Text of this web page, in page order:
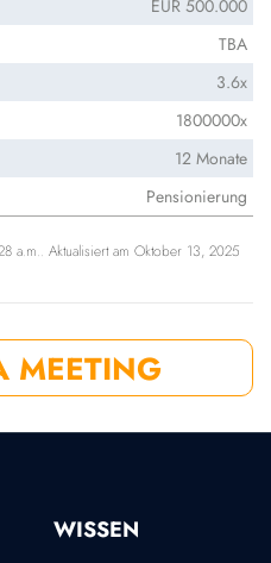
EUR 500.000
TBA
3.6x
1800000x
12 Monate
Pensionierung
a.m.. Aktualisiert am Oktober 13, 2025
WISSEN